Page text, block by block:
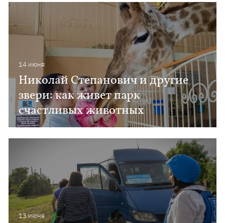
14 июня
Николай Степанович и другие
звери: как живет парк
счастливых животных
13 июня